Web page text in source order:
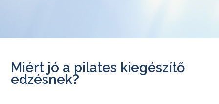
Miért jó a pilates kiegészítő
edzésnek?